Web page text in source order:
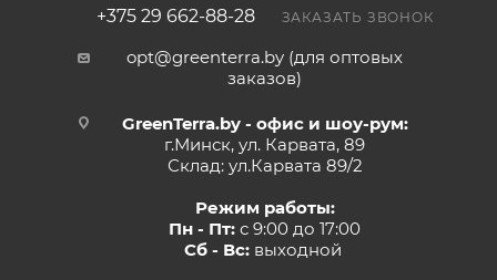
+375 29 662-88-28 ЗАКАЗАТЬ ЗВОНОК
opt@greenterra.by (для оптовых
заказов)
GreenTerra.by - офис и шоу-рум:
г.Минск, ул. Карвата, 89
Склад: ул.Карвата 89/2
Режим работы:
Пн - Пт: с 9:00 до 17:00
Сб - Вс:выходной